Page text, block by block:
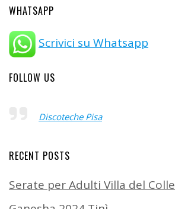
WHATSAPP
Scrivici su Whatsapp
FOLLOW US
Discoteche Pisa
RECENT POSTS
Serate per Adulti Villa del Colle